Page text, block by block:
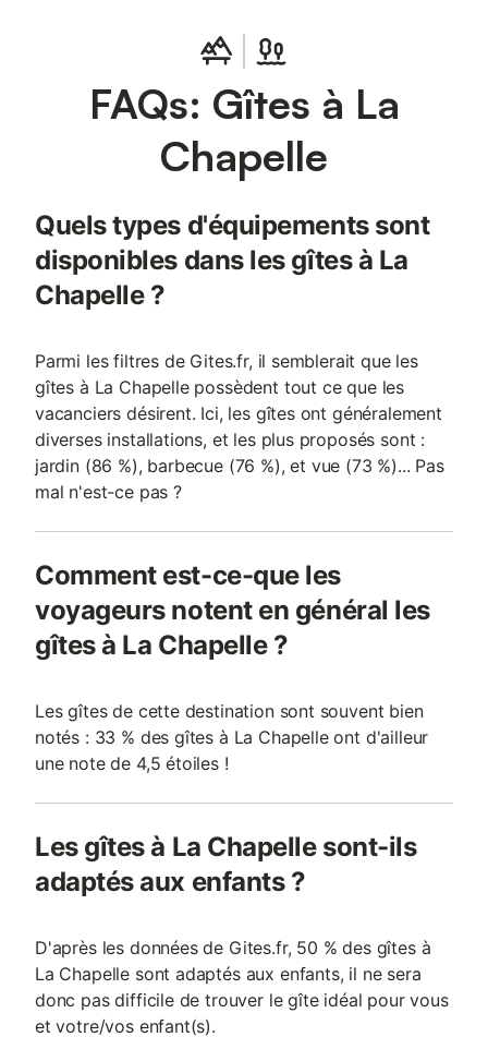
FAQs: Gîtes à La
Chapelle
Quels types d'équipements sont
disponibles dans les gîtes à La
Chapelle ?
Parmi les filtres de Gites.fr, il semblerait que les
gîtes à La Chapelle possèdent tout ce que les
vacanciers désirent. Ici, les gîtes ont généralement
diverses installations, et les plus proposés sont :
jardin (86 %), barbecue (76 %), et vue (73 %)... Pas
mal n'est-ce pas ?
Comment est-ce-que les
voyageurs notent en général les
gîtes à La Chapelle ?
Les gîtes de cette destination sont souvent bien
notés : 33 % des gîtes à La Chapelle ont d'ailleur
une note de 4,5 étoiles !
Les gîtes à La Chapelle sont-ils
adaptés aux enfants ?
D'après les données de Gites.fr, 50 % des gîtes à
La Chapelle sont adaptés aux enfants, il ne sera
donc pas difficile de trouver le gîte idéal pour vous
et votre/vos enfant(s).